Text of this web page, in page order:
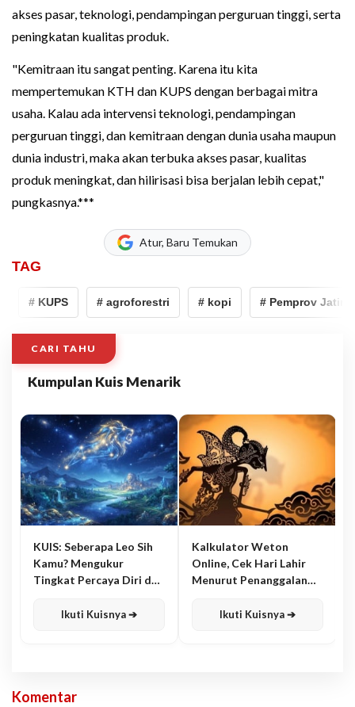
akses pasar, teknologi, pendampingan perguruan tinggi, serta
peningkatan kualitas produk.
"Kemitraan itu sangat penting. Karena itu kita
mempertemukan KTH dan KUPS dengan berbagai mitra
usaha. Kalau ada intervensi teknologi, pendampingan
perguruan tinggi, dan kemitraan dengan dunia usaha maupun
dunia industri, maka akan terbuka akses pasar, kualitas
produk meningkat, dan hilirisasi bisa berjalan lebih cepat,"
pungkasnya.***
Atur, Baru Temukan
TAG
# KUPS # agroforestri # kopi # Pemprov Jatim
CARI TAHU
Kumpulan Kuis Menarik
KUIS: Seberapa Leo Sih
Kamu? Mengukur
Tingkat Percaya Diri dan
Ikuti Kuisnya ➔
Kalkulator Weton
Online, Cek Hari Lahir
Menurut Penanggalan
Ikuti Kuisnya ➔
Komentar